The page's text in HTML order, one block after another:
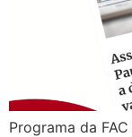
Programa da